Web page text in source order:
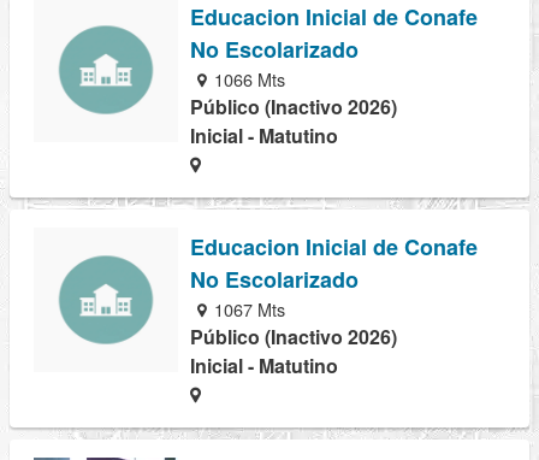
Educacion Inicial de Conafe
No Escolarizado
1066 Mts
Público (Inactivo 2026)
Inicial - Matutino
Educacion Inicial de Conafe
No Escolarizado
1067 Mts
Público (Inactivo 2026)
Inicial - Matutino